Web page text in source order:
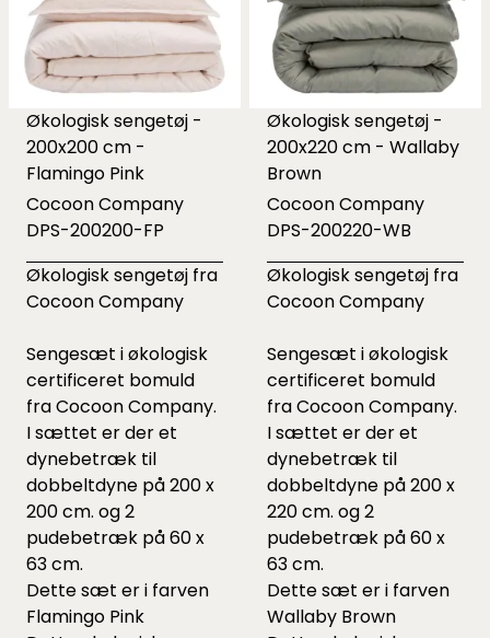
Økologisk sengetøj -
200x200 cm -
Flamingo Pink
Cocoon Company
DPS-200200-FP
Økologisk sengetøj fra
Cocoon Company
Sengesæt i økologisk
certificeret bomuld
fra Cocoon Company.
I sættet er der et
dynebetræk til
dobbeltdyne på 200 x
200 cm. og 2
pudebetræk på 60 x
63 cm.
Dette sæt er i farven
Flamingo Pink
Økologisk sengetøj -
200x220 cm - Wallaby
Brown
Cocoon Company
DPS-200220-WB
Økologisk sengetøj fra
Cocoon Company
Sengesæt i økologisk
certificeret bomuld
fra Cocoon Company.
I sættet er der et
dynebetræk til
dobbeltdyne på 200 x
220 cm. og 2
pudebetræk på 60 x
63 cm.
Dette sæt er i farven
Wallaby Brown